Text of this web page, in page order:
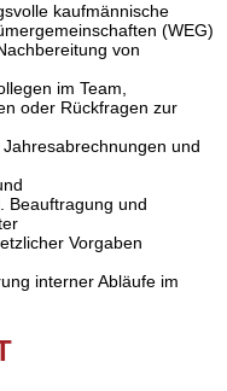
kaufmännische
(WEG)
von
im Team,
oder Rückfragen zur
und
Beauftragung und
Vorgaben
interner Abläufe im